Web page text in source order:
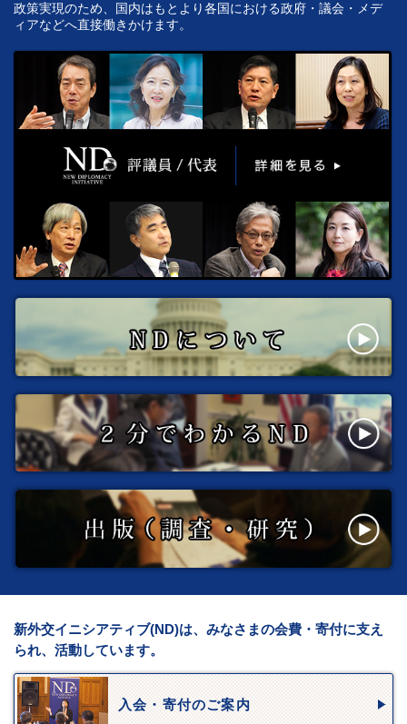
政策実現のため、国内はもとより各国における政府・議会・メデ
ィアなどへ直接働きかけます。
新外交イニシアティブ(ND)は、みなさまの会費・寄付に支え
られ、活動しています。
入会・寄付のご案内